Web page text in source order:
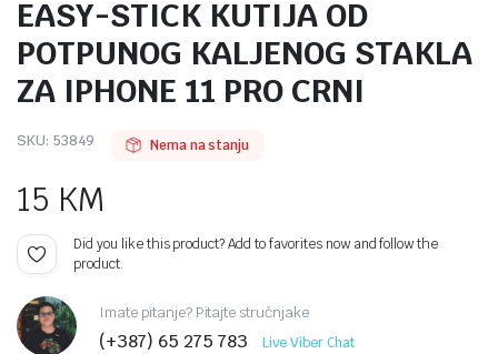
EASY-STICK KUTIJA OD
POTPUNOG KALJENOG STAKLA
ZA IPHONE 11 PRO CRNI
SKU: 53849 Nema na stanju
15 KM
Did you like this product? Add to favorites now and follow the
product.
Imate pitanje? Pitajte stručnjake
(+387) 65 275 783 Live Viber Chat